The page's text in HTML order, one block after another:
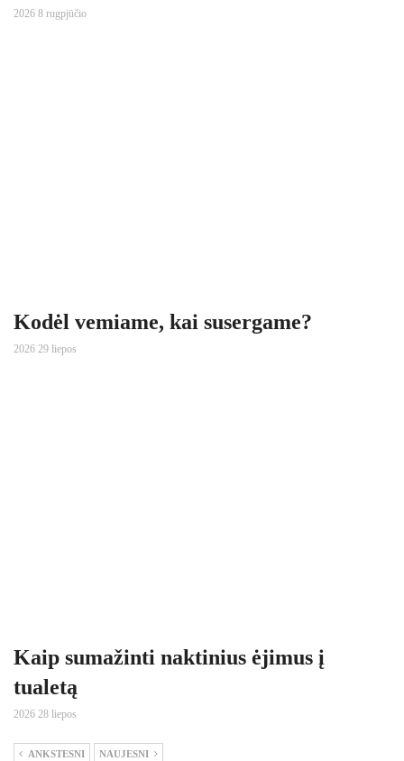
2026 8 rugpjūčio
Kodėl vemiame, kai susergame?
2026 29 liepos
Kaip sumažinti naktinius ėjimus į
tualetą
2026 28 liepos
ANKSTESNI NAUJESNI